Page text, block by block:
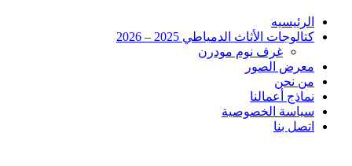
الرئيسيه
كتالوجات الأثاث الدمياطي 2025 – 2026
غرف نوم مودرن
معرض الصور
من نحن
نماذج أعمالنا
سياسة الخصوصية
اتصل بنا